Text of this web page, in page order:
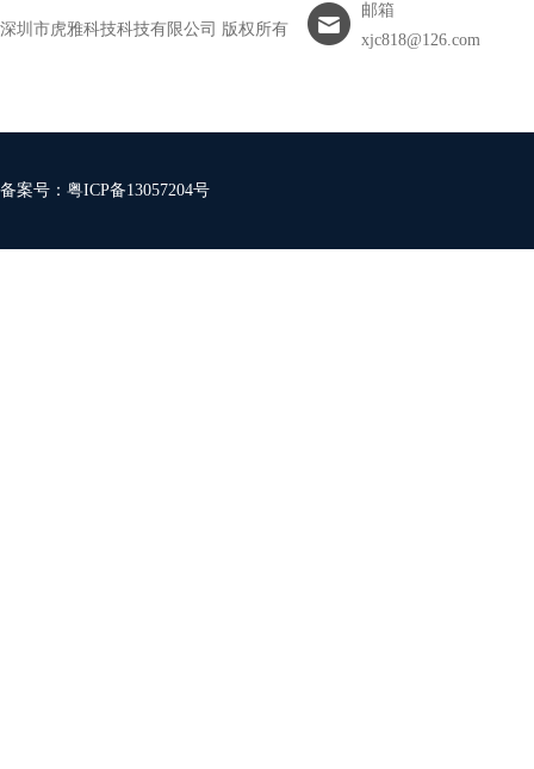
深圳市虎雅科技科技有限公司 版权所有
邮箱
xjc818@126.com
备案号： 粤ICP备13057204号